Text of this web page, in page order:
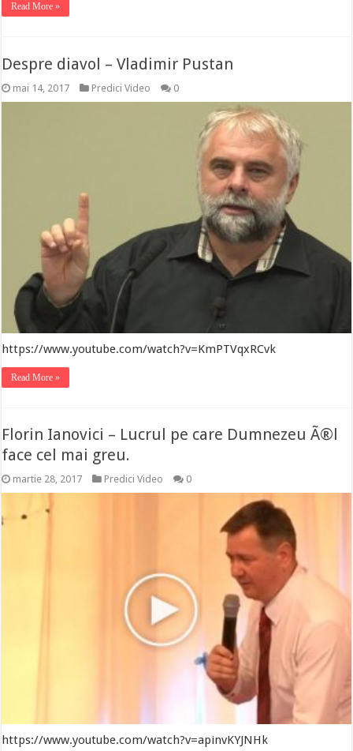
Read More »
Despre diavol – Vladimir Pustan
mai 14, 2017 Predici Video 0
https://www.youtube.com/watch?v=KmPTVqxRCvk
Read More »
Florin Ianovici – Lucrul pe care Dumnezeu Ã®l
face cel mai greu.
martie 28, 2017 Predici Video 0
https://www.youtube.com/watch?v=apinvKYJNHk